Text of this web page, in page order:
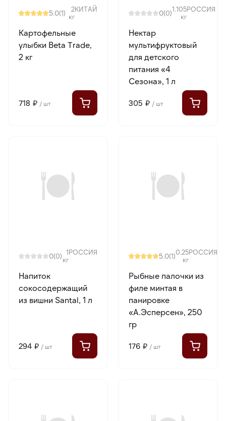
5.0(1)
2
кг
КИТАЙ
Картофельные
улыбки Beta Trade,
2 кг
718 ₽ / шт
0(0)1.105
кг
РОССИЯ
Нектар
мультифруктовый
для детского
питания «4
Сезона», 1 л
305 ₽ / шт
0(0) 1
кг
РОССИЯ
Напиток
сокосодержащий
из вишни Santal, 1 л
294 ₽ / шт
5.0(1)0.25
кг
РОССИЯ
Рыбные палочки из
филе минтая в
панировке
«А.Эсперсен», 250
гр
176 ₽ / шт